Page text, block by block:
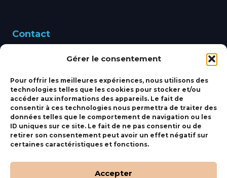
Gérer le consentement
Pour offrir les meilleures expériences, nous utilisons des
technologies telles que les cookies pour stocker et/ou
accéder aux informations des appareils. Le fait de
consentir à ces technologies nous permettra de traiter des
données telles que le comportement de navigation ou les
ID uniques sur ce site. Le fait de ne pas consentir ou de
retirer son consentement peut avoir un effet négatif sur
certaines caractéristiques et fonctions.
Accepter
Contact
460 Avenue Alain Le
bbsmarine@bbs-
marine.fr
Fixe:04 27 50 24 50
Mobile:06 69 44 48 83